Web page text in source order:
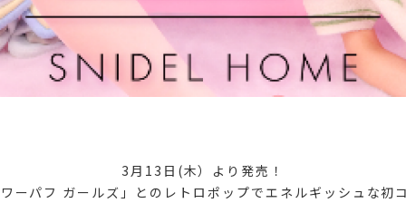
3月13日(木）より発売！
ーパフ ガールズ」とのレトロポップでエネルギッシュな初